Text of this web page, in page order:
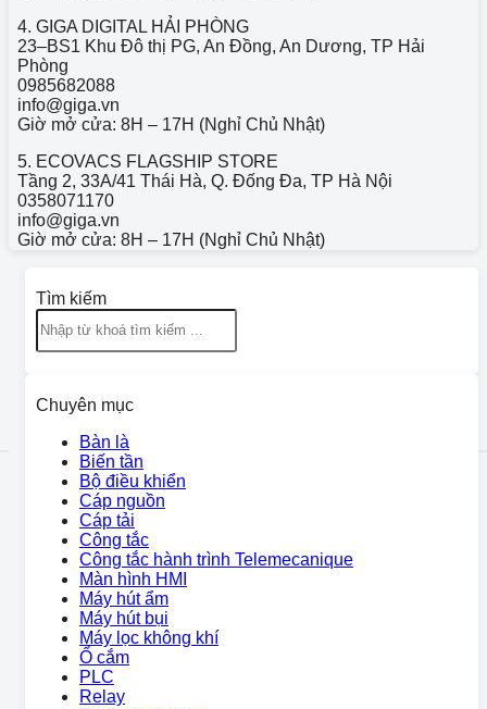
4. GIGA DIGITAL HẢI PHÒNG
23–BS1 Khu Đô thị PG, An Đồng, An Dương, TP Hải
Phòng
0985682088
info@giga.vn
Giờ mở cửa: 8H – 17H (Nghỉ Chủ Nhật)
5. ECOVACS FLAGSHIP STORE
Tầng 2, 33A/41 Thái Hà, Q. Đống Đa, TP Hà Nội
0358071170
info@giga.vn
Giờ mở cửa: 8H – 17H (Nghỉ Chủ Nhật)
Tìm kiếm
Chuyên mục
Bàn là
Biến tần
Bộ điều khiển
Cáp nguồn
Cáp tải
Công tắc
Công tắc hành trình Telemecanique
Màn hình HMI
Máy hút ẩm
Máy hút bụi
Máy lọc không khí
Ổ cắm
PLC
Relay